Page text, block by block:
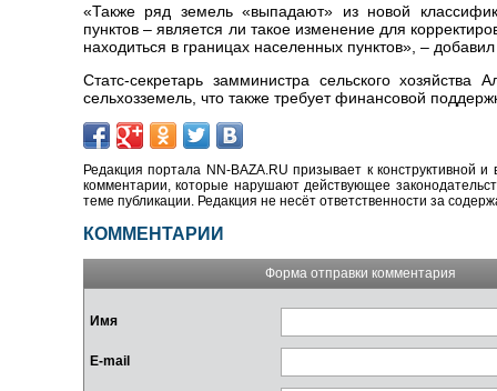
«Также ряд земель «выпадают» из новой
пунктов – является ли такое изменение для
находиться в границах населенных пунктов», –
Статс-секретарь замминистра сельского
сельхозземель, что также требует финансовой
Редакция портала NN-BAZA.RU призывает к конструктивной
комментарии, которые нарушают действующее
теме публикации. Редакция не несёт ответственности за
КОММЕНТАРИИ
Форма отправки комментария
Имя
E-mail